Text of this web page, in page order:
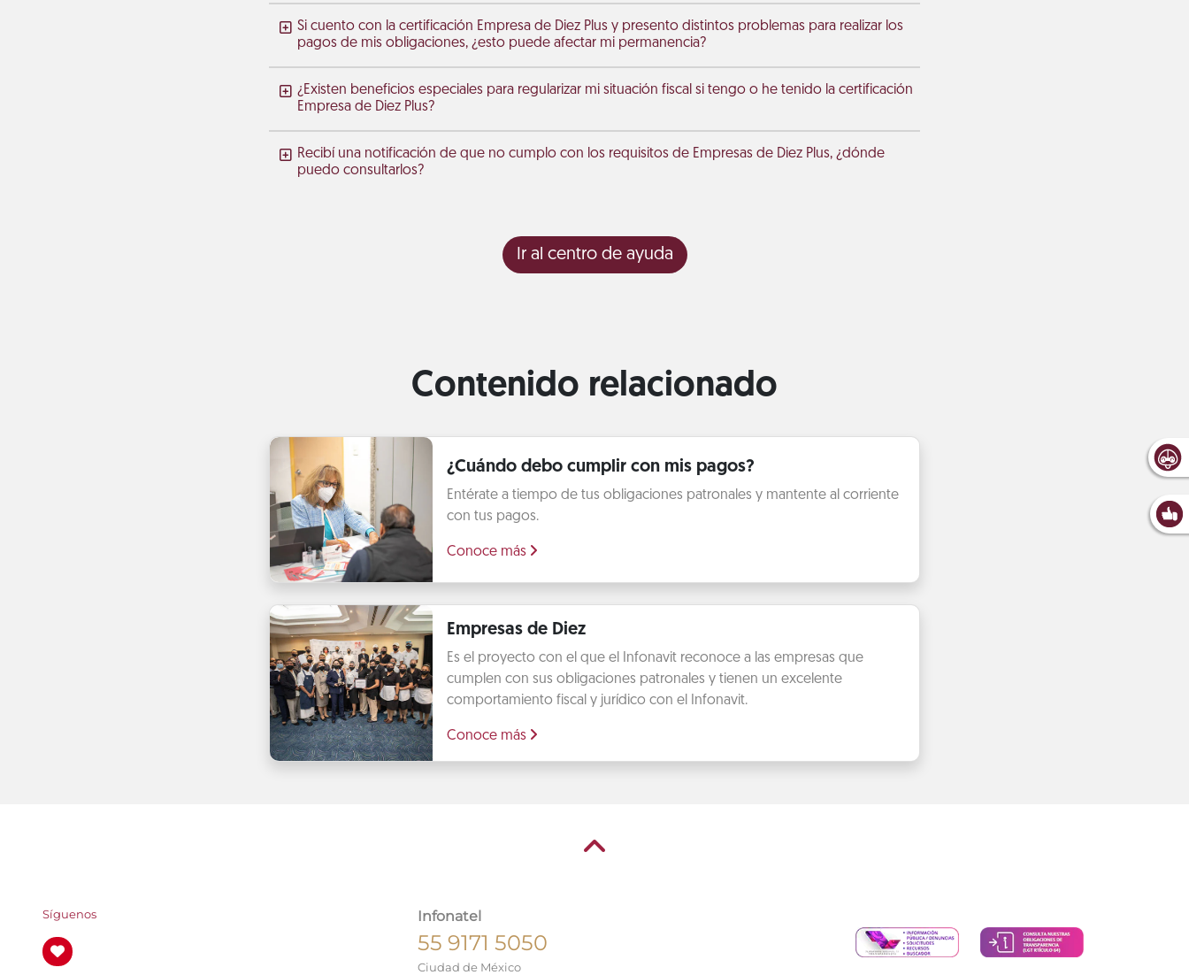
Si cuento con la certificación Empresa de Diez Plus y presento distintos problemas para realizar los
pagos de mis obligaciones, ¿esto puede afectar mi permanencia?
¿Existen beneficios especiales para regularizar mi situación fiscal si tengo o he tenido la certificación
Empresa de Diez Plus?
Recibí una notificación de que no cumplo con los requisitos de Empresas de Diez Plus, ¿dónde
puedo consultarlos?
Ir al centro de ayuda
Contenido relacionado
¿Cuándo debo cumplir con mis pagos?
Entérate a tiempo de tus obligaciones patronales y mantente al corriente
con tus pagos.
Conoce más
Empresas de Diez
Es el proyecto con el que el Infonavit reconoce a las empresas que
cumplen con sus obligaciones patronales y tienen un excelente
comportamiento fiscal y jurídico con el Infonavit.
Conoce más
Síguenos Infonatel
55 9171 5050
Ciudad de México